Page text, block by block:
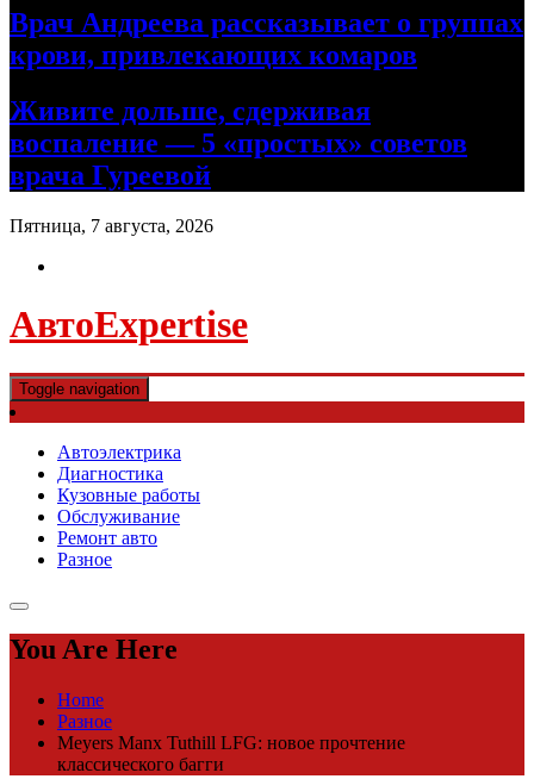
Врач Андреева рассказывает о группах
крови, привлекающих комаров
Живите дольше, сдерживая
воспаление — 5 «простых» советов
врача Гуреевой
Пятница, 7 августа, 2026
АвтоExpertise
Toggle navigation
Автоэлектрика
Диагностика
Кузовные работы
Обслуживание
Ремонт авто
Разное
You Are Here
Home
Разное
Meyers Manx Tuthill LFG: новое прочтение
классического багги